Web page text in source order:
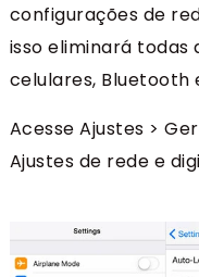
configurações de
isso eliminará todas
celulares, Bluetooth
Acesse Ajustes >
Ajustes de rede e